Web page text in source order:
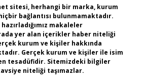
sitesi, herhangi bir marka, kurum
bağlantısı bulunmamaktadır.
makaleler
yer alan içerikler haber niteliği
kurum ve kişiler hakkında
Gerçek kurum ve kişiler ile isim
tesadüfidir. Sitemizdeki bilgiler
niteliği taşımazlar.